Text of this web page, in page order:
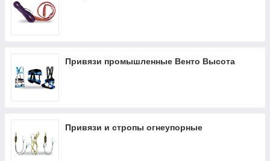
Привязи промышленные Венто Высота
Привязи и стропы огнеупорные